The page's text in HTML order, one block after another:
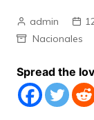
admin
Nacionales
Spread the